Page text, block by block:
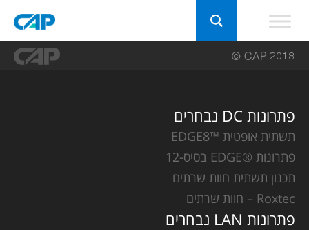
פתרונות DC נבחרים
תשתית אופטית ™EDGE8
פתרונות ®EDGE בסיס-12
תכנון תשתית חוות שרתים
Roxtec – חוות שרתים
פתרונות LAN נבחרים